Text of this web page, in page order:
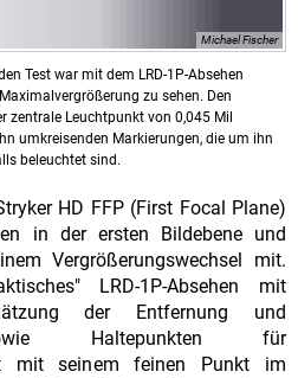
Michael Fischer
Test war mit dem LRD-1P-Absehen
zu sehen. Den
zentrale Leuchtpunkt von 0,045 Mil
umkreisenden Markierungen, die um ihn
beleuchtet sind.
HD FFP (First Focal Plane)
in der ersten Bildebene und
Vergrößerungswechsel mit.
LRD-1P-Absehen mit
der Entfernung und
Haltepunkten für
mit seinem feinen Punkt im